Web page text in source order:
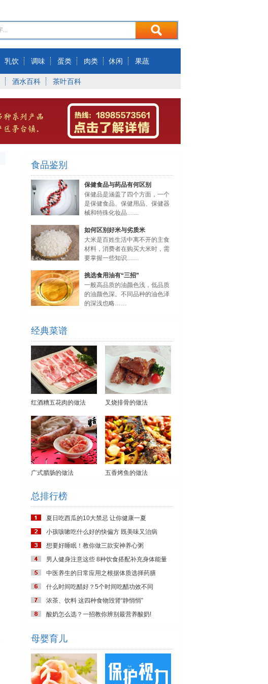
乳饮 调味 蛋类 肉类 休闲 果蔬
酒水百科 茶叶百科
食品鉴别
保健食品与药品有何区别
保健品是涵盖了四个方面，一个
是保健食品、保健用品、保健器
械和特殊化妆品……
如何区别好米与劣质米
大米是百姓生活中离不开的主食
材料，消费者在购买大米时，需
要掌握一些知识……
挑选食用油有“三招”
一般高品质的油颜色浅，低品质
的油颜色深。不同品种的油色泽
的深浅也略……
经典菜谱
红酒糟五花肉的做法 叉烧排骨的做法
广式腊肠的做法 五香烤鱼的做法
总排行榜
夏日吃西瓜的10大禁忌 让你健康一夏
小孩咳嗽吃什么好的快偏方 既美味又治病
想要好睡眠！教你做三款安神养心粥
男人健身注意这些 8种饮食搭配补充身体能量
中医养生的日常应用之根据体质选择药膳
什么时间吃醋好？5个时间吃醋功效不同
浓茶、饮料 这四种食物毁肾“静悄悄”
酸奶怎么选？一招教你辨别最营养酸奶!
母婴育儿